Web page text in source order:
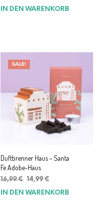
IN DEN WARENKORB
SALE!
Duftbrenner Haus – Santa
Fe Adobe-Haus
16,99€ Ursprünglicher
Preis
14,99 €Aktueller
Preis
IN DEN WARENKORB